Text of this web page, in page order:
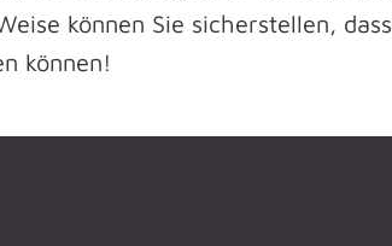
können Sie sicherstellen,
können!